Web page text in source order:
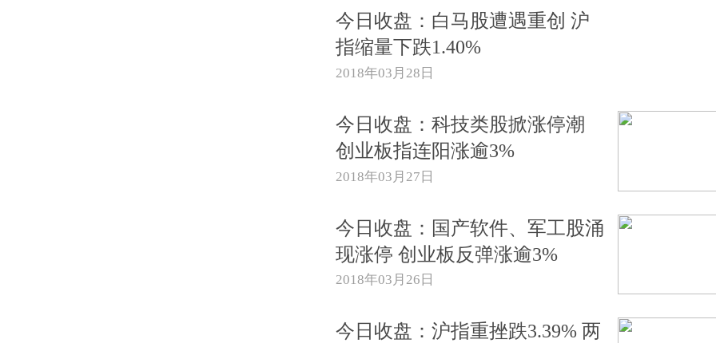
今日收盘：白马股遭遇重创 沪
指缩量下跌1.40%
2018年03月28日
今日收盘：科技类股掀涨停潮
创业板指连阳涨逾3%
2018年03月27日
今日收盘：国产软件、军工股涌
现涨停 创业板反弹涨逾3%
2018年03月26日
今日收盘：沪指重挫跌3.39% 两